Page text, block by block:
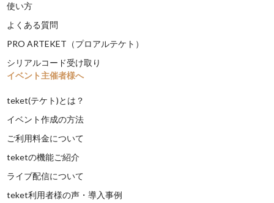
使い方
よくある質問
PRO ARTEKET（プロアルテケト）
シリアルコード受け取り
イベント主催者様へ
teket(テケト)とは？
イベント作成の方法
ご利用料金について
teketの機能ご紹介
ライブ配信について
teket利用者様の声・導入事例